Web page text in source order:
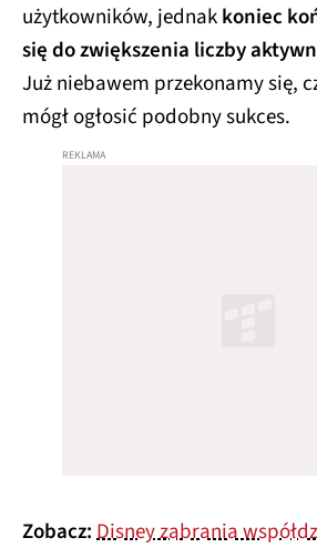
użytkowników, jednakkoniec
się do zwiększenia liczby
Już niebawem przekonamy się,
mógł ogłosić podobny sukces.
Zobacz:Disney zabrania